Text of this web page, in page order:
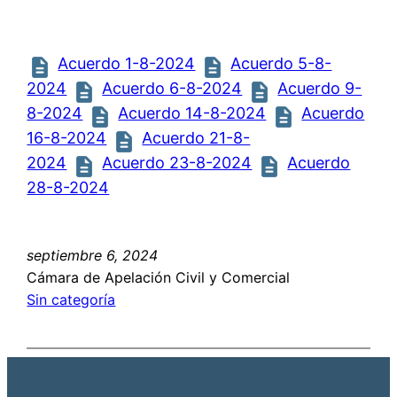
Acuerdo 1-8-2024
Acuerdo 5-8-
2024
Acuerdo 6-8-2024
Acuerdo 9-
8-2024
Acuerdo 14-8-2024
Acuerdo
16-8-2024
Acuerdo 21-8-
2024
Acuerdo 23-8-2024
Acuerdo
28-8-2024
septiembre 6, 2024
Cámara de Apelación Civil y Comercial
Sin categoría